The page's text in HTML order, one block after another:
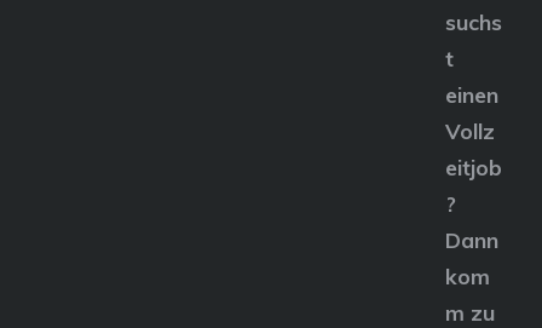
suchs
t
einen
Vollz
eitjob
?
Dann
kom
m zu